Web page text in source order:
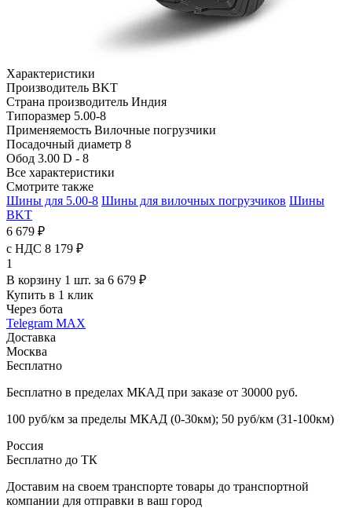
Характеристики
Производитель BKT
Страна производитель Индия
Типоразмер 5.00-8
Применяемость Вилочные погрузчики
Посадочный диаметр 8
Обод 3.00 D - 8
Все характеристики
Смотрите также
Шины для 5.00-8 Шины для вилочных погрузчиков Шины
BKT
6 679 ₽
с НДС 8 179 ₽
1
В корзину 1 шт. за 6 679 ₽
Купить в 1 клик
Через бота
Telegram MAX
Доставка
Москва
Бесплатно
Бесплатно в пределах МКАД при заказе от 30000 руб.
100 руб/км за пределы МКАД (0-30км); 50 руб/км (31-100км)
Россия
Бесплатно до ТК
Доставим на своем транспорте товары до транспортной
компании для отправки в ваш город